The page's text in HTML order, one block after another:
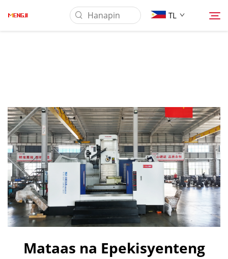
TL
Pag-aaplay
Ilagay
Balita
Makipag-ugnayan sa Amin
Mataas na Epekisyenteng